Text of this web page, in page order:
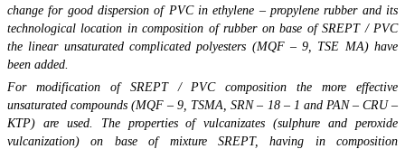
change for good dispersion of PVC in ethylene – propylene rubber and its
technological location in composition of rubber on base of SREPT / PVC
the linear unsaturated complicated polyesters (MQF – 9, TSE MA) have
been added.
For modification of SREPT / PVC composition the more effective
unsaturated compounds (MQF – 9, TSMA, SRN – 18 – 1 and PAN – CRU –
KTP) are used. The properties of vulcanizates (sulphure and peroxide
vulcanization) on base of mixture SREPT, having in composition